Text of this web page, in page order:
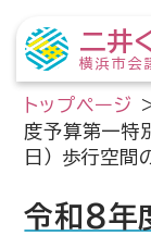
二井
横浜市会
トップページ
度予算第一特
日） 歩行空間
令和8年